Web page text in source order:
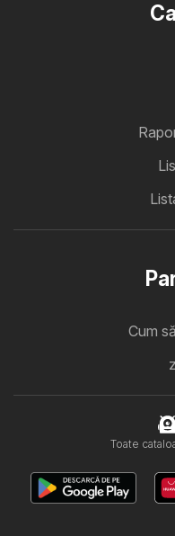
Cum
Toate